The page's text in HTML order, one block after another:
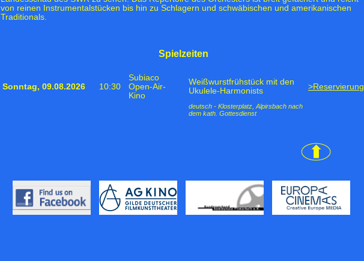
von reinen Instrumentalstücken bis hin zu Schlagern und schwäbischen und amerikanischen
Traditionals.
Spielzeiten
Sonntag, 09.08.2026 10:30
Subiaco
Open-Air-
Kino
Weißwurstfrühstück mit den
Ukulele-Harmonists
>Reservierung
deutsch - Klosterplatz, Alpirsbach nach
dem kath. Gottesdienst